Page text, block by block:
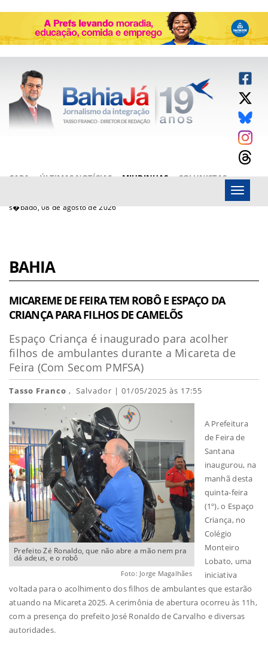
CAPA ÚLTIMAS NOTÍCIAS MIUDINHAS
COLUNISTAS
s�bado, 08 de agosto de 2026
Menu
BAHIA
MICAREME DE FEIRA TEM ROBÔ E ESPAÇO DA
CRIANÇA PARA FILHOS DE CAMELÕS
Espaço Criança é inaugurado para acolher
filhos de ambulantes durante a Micareta de
Feira (Com Secom PMFSA)
Tasso Franco , Salvador | 01/05/2025 às 17:55
Prefeito Zé Ronaldo, que não abre a mão nem pra
dá adeus, e o robô
Foto: Jorge Magalhães
A Prefeitura
de Feira de
Santana
inaugurou, na
manhã desta
quinta-feira
(1º), o Espaço
Criança, no
Colégio
Monteiro
Lobato, uma
iniciativa
voltada para o acolhimento dos filhos de ambulantes que estarão
atuando na Micareta 2025. A cerimônia de abertura ocorreu às 11h,
com a presença do prefeito José Ronaldo de Carvalho e diversas
autoridades.